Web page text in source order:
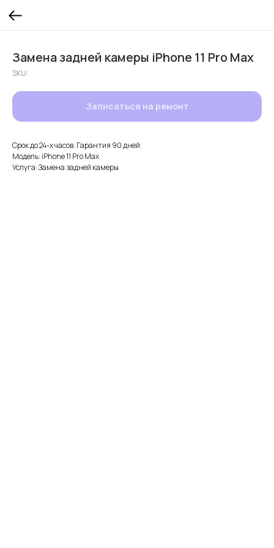
Замена задней камеры iPhone 11 Pro Max
SKU:
Записаться на ремонт
Срок до 24-х часов. Гарантия 90 дней.
Модель: iPhone 11 Pro Max
Услуга: Замена задней камеры